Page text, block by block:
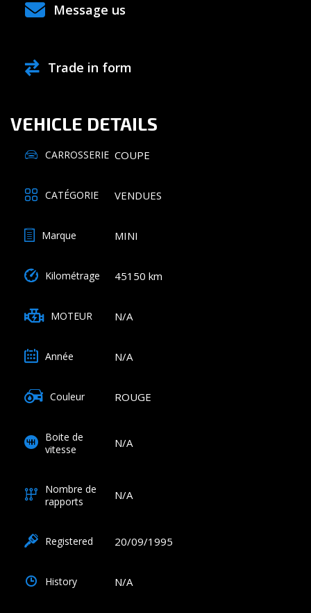
Message us
Trade in form
VEHICLE DETAILS
CARROSSERIE COUPE
CATÉGORIE VENDUES
Marque MINI
Kilométrage 45150 km
MOTEUR N/A
Année N/A
Couleur ROUGE
Boite de
vitesse
N/A
Nombre de
rapports
N/A
Registered 20/09/1995
History N/A